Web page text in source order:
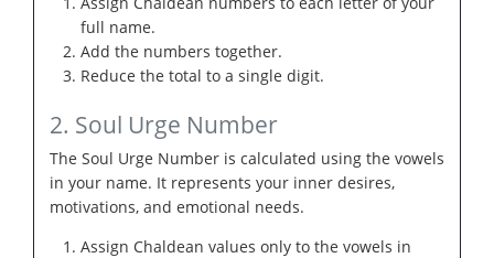
full name.
Add the numbers together.
Reduce the total to a single digit.
2. Soul Urge Number
The Soul Urge Number is calculated using the vowels
in your name. It represents your inner desires,
motivations, and emotional needs.
Assign Chaldean values only to the vowels in